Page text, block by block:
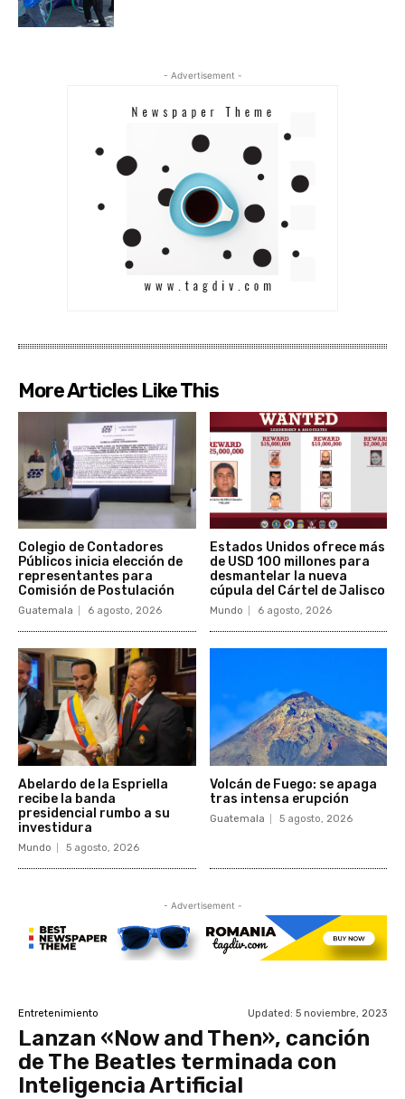
- Advertisement -
More Articles Like This
Colegio de Contadores
Públicos inicia elección de
representantes para
Comisión de Postulación
Guatemala 6 agosto, 2026
Estados Unidos ofrece más
de USD 100 millones para
desmantelar la nueva
cúpula del Cártel de Jalisco
Mundo 6 agosto, 2026
Abelardo de la Espriella
recibe la banda
presidencial rumbo a su
investidura
Mundo 5 agosto, 2026
Volcán de Fuego: se apaga
tras intensa erupción
Guatemala 5 agosto, 2026
- Advertisement -